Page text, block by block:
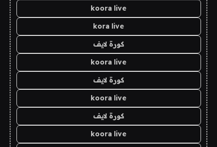
koora live
kora live
كورة لايف
koora live
كورة لايف
koora live
كورة لايف
koora live